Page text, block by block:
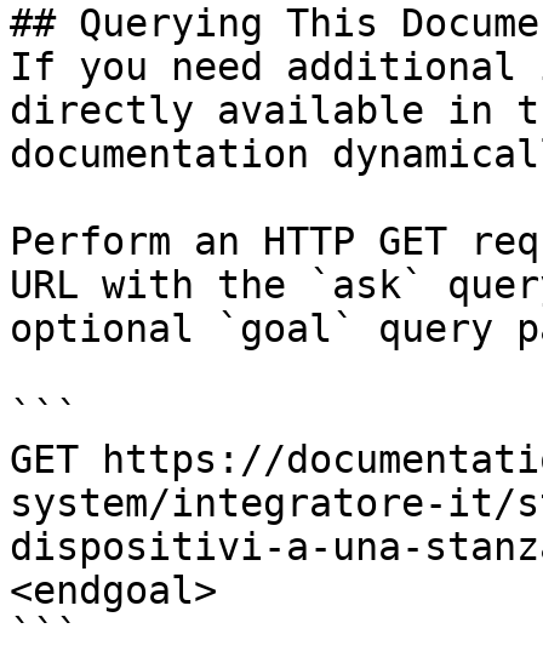
## Querying This
If you need
directly available in
documentation
Perform an HTTP GET
URL with the `ask`
optional `goal` query
```
GET https://
system/integratore-it/
dispositivi-a-una-
<endgoal>
```